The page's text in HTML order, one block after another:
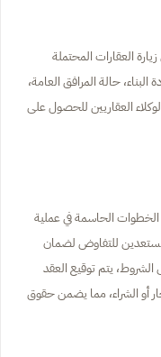
العقارات المحتملة
حالة المرافق العامة،
العقاريين للحصول على
الحاسمة في عملية
للتفاوض لضمان
يتم توقيع العقد
أو الشراء، مما يضمن حقوق